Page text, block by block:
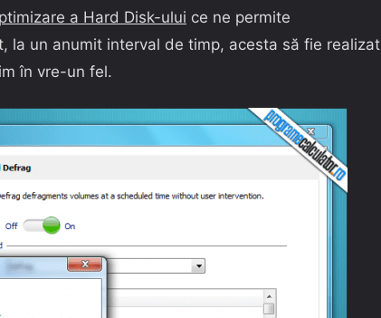
a Hard Disk-ului ce ne permite
la un anumit interval de timp, acesta să fie realizat
în vre-un fel.